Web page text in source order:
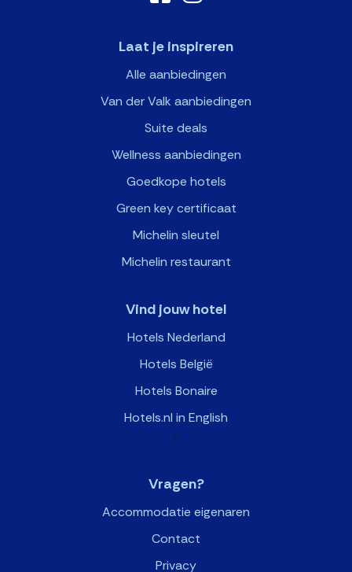
Laat je inspireren
Alle aanbiedingen
Van der Valk aanbiedingen
Suite deals
Wellness aanbiedingen
Goedkope hotels
Green key certificaat
Michelin sleutel
Michelin restaurant
Vind jouw hotel
Hotels Nederland
Hotels België
Hotels Bonaire
Hotels.nl in English
>
Vragen?
Accommodatie eigenaren
Contact
Privacy